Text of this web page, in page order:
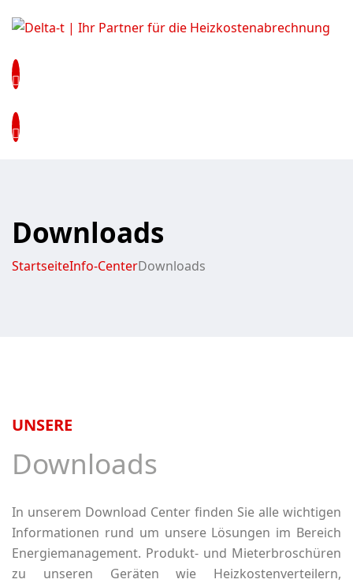
Downloads
StartseiteInfo-CenterDownloads
UNSERE
Downloads
In unserem Download Center finden Sie alle wichtigen
Informationen rund um unsere Lösungen im Bereich
Energiemanagement. Produkt- und Mieterbroschüren
zu unseren Geräten wie Heizkostenverteilern,